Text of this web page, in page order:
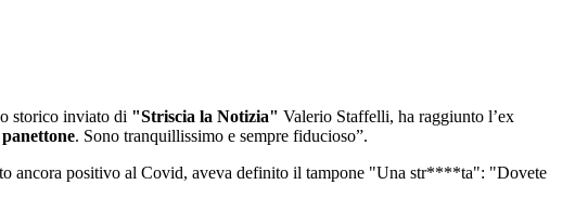
storico inviato di "Striscia la Notizia" Valerio Staffelli, ha raggiunto l’ex
. Sono tranquillissimo e sempre fiducioso”.
ancora positivo al Covid, aveva definito il tampone "Una str****ta": "Dovete